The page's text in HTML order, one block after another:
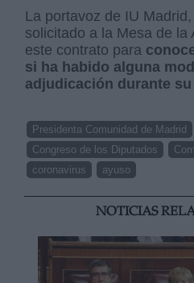
La portavoz de IU Madrid,
solicitado a la Mesa de la
este contrato para
si ha habido alguna
adjudicación durante
Presidenta Comunidad de Madrid
Congreso de los Diputados
coronavirus
ayuso
NOTICIAS